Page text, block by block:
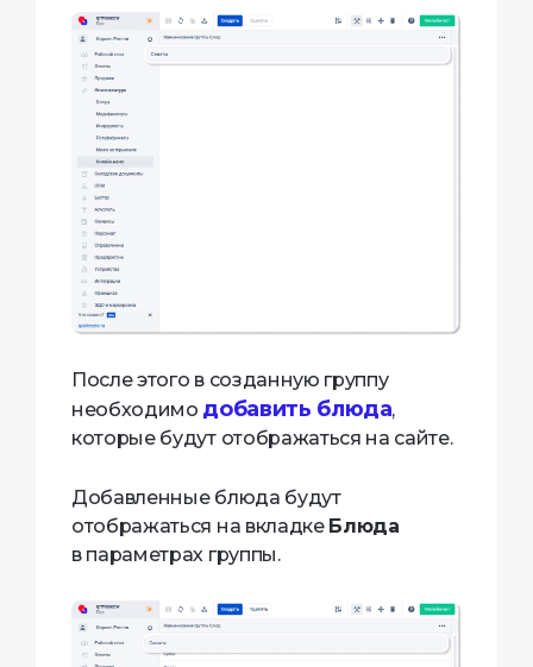
После этого в созданную группу
необходимо добавить блюда,
которые будут отображаться на сайте.
Добавленные блюда будут
отображаться на вкладке Блюда
в параметрах группы.